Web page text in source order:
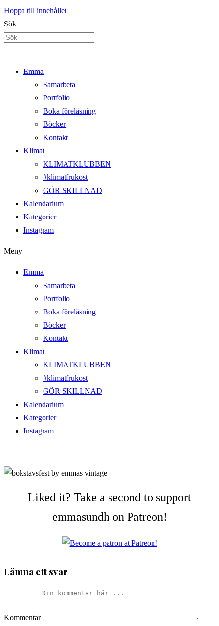
Hoppa till innehållet
Sök
Emma
Samarbeta
Portfolio
Boka föreläsning
Böcker
Kontakt
Klimat
KLIMATKLUBBEN
#klimatfrukost
GÖR SKILLNAD
Kalendarium
Kategorier
Instagram
Meny
Emma
Samarbeta
Portfolio
Boka föreläsning
Böcker
Kontakt
Klimat
KLIMATKLUBBEN
#klimatfrukost
GÖR SKILLNAD
Kalendarium
Kategorier
Instagram
Liked it? Take a second to support
emmasundh on Patreon!
Lämna ett svar
Kommentar